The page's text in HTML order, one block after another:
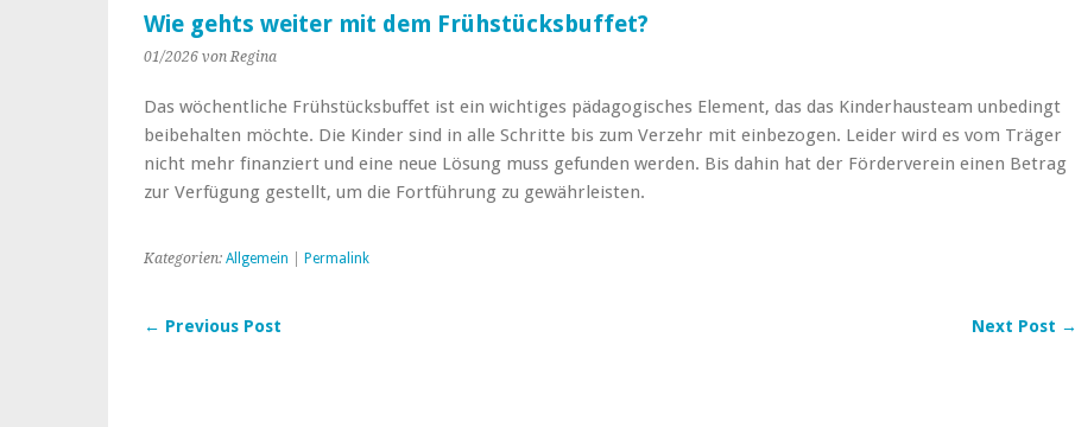
Wie gehts weiter mit dem Frühstücksbuffet?
01/2026 von Regina
Das wöchentliche Frühstücksbuffet ist ein wichtiges pädagogisches Element, das das Kinderhausteam unbedingt
beibehalten möchte. Die Kinder sind in alle Schritte bis zum Verzehr mit einbezogen. Leider wird es vom Träger
nicht mehr finanziert und eine neue Lösung muss gefunden werden. Bis dahin hat der Förderverein einen Betrag
zur Verfügung gestellt, um die Fortführung zu gewährleisten.
Kategorien: Allgemein Permalink
← Previous Post Next Post →